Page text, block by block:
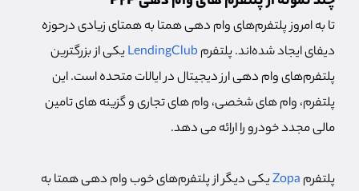
تا به امروز پلتفرم‌های وام دهی همتا به همتای زیادی درحوزه
دیفای ایجاد شده‌اند. پلتفرم LendingClub یکی از بزرگترین
پلتفرم‌های وام دهی ارز دیجیتال در ایالات متحده است. این
پلتفرم، وام های شخصی، وام های تجاری و گزینه های تامین
مالی مجدد خودرو را ارائه می دهد.
پلتفرم Zopaیکی دیگر از پلتفرم‌های خوب وام دهی همتا به